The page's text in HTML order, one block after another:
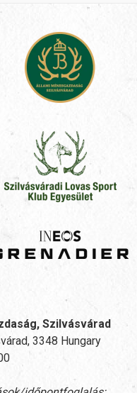
Szilvásvárad
3348 Hungary